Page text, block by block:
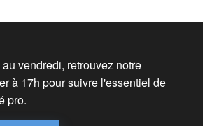
vendredi, retrouvez notre
à 17h pour suivre l'essentiel de
pro.